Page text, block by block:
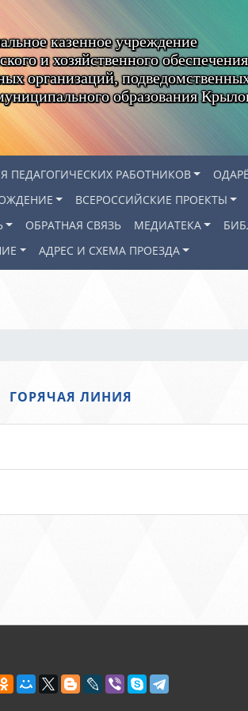
казенное учреждение
и хозяйственного обеспечения
организаций,
образования
ПЕДАГОГИЧЕСКИХ РАБОТНИКОВ
ВСЕРОССИЙСКИЕ ПРОЕКТЫ
ОБРАТНАЯ СВЯЗЬ МЕДИАТЕКА
АДРЕС И СХЕМА ПРОЕЗДА
ГОРЯЧАЯ ЛИНИЯ